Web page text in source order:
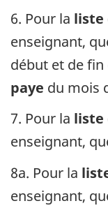
6. Pour la liste
enseignant,
début et de fin
paye du mois
7. Pour la liste
enseignant,
8a. Pour la
enseignant,